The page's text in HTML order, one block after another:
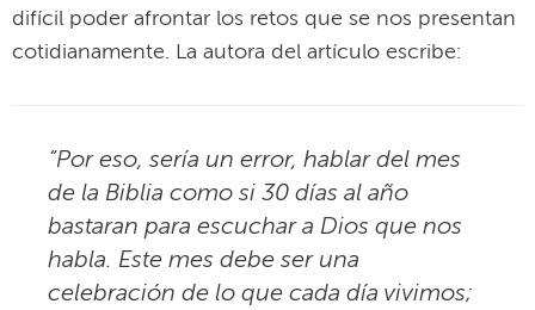
difícil poder afrontar los retos que se nos presentan
cotidianamente. La autora del artículo escribe:
“Por eso, sería un error, hablar del mes
de la Biblia como si 30 días al año
bastaran para escuchar a Dios que nos
habla. Este mes debe ser una
celebración de lo que cada día vivimos;